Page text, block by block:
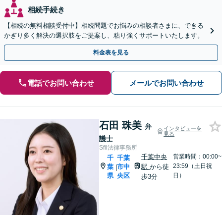
相続手続き
【相続の無料相談受付中】相続問題でお悩みの相談者さまに、できる
かぎり多く解決の選択肢をご提案し、粘り強くサポートいたします。
料金表を見る
電話でお問い合わせ メールでお問い合わせ
石田 珠美 弁
護士
インタビューを
見る
Sfil法律事務所
千
葉
県
|
千葉
市中
央区
千葉中央
駅から徒
歩3分
営業時間：00:00~
23:59（土日祝
日）